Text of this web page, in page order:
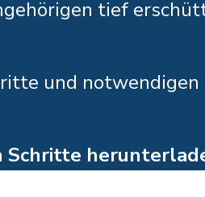
tief
und
Schritte